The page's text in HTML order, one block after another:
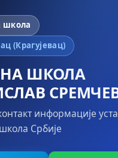
школа
(Крагујевац)
ШКОЛА
информације
Србије